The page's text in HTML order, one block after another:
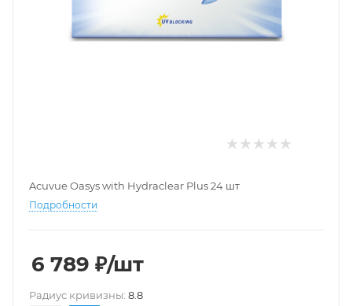
Acuvue Oasys with Hydraclear Plus 24 шт
Подробности
6 789 ₽/шт
Pадиус кривизны: 8.8